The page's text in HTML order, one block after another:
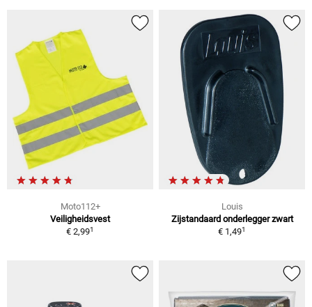
Moto112+
Veiligheidsvest
€ 2,991
Louis
Zijstandaard onderlegger zwart
€ 1,491